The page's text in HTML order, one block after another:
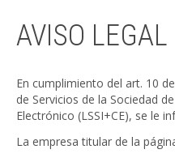
AVISO LEGAL
En cumplimiento del art. 10
de Servicios de la Sociedad
Electrónico (LSSI+CE), se le
La empresa titular de la